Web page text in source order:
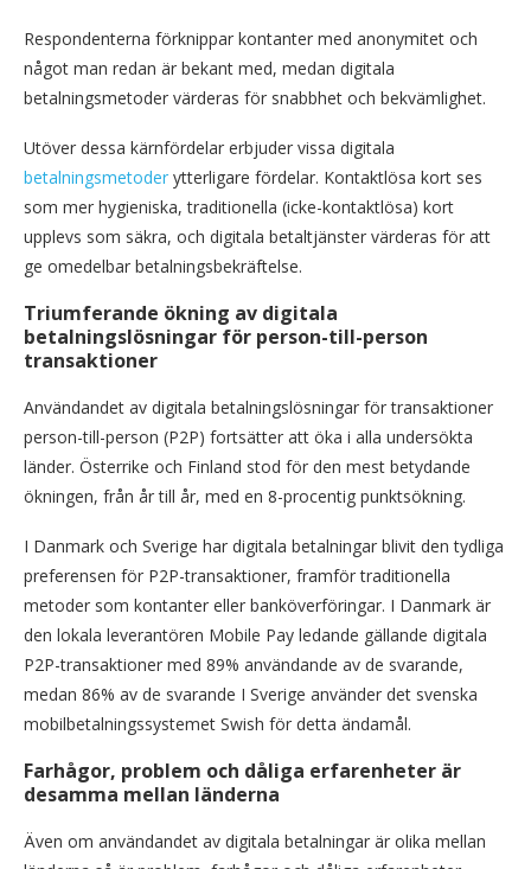
Respondenterna förknippar kontanter med anonymitet och
något man redan är bekant med, medan digitala
betalningsmetoder värderas för snabbhet och bekvämlighet.
Utöver dessa kärnfördelar erbjuder vissa digitala
betalningsmetoder ytterligare fördelar. Kontaktlösa kort ses
som mer hygieniska, traditionella (icke-kontaktlösa) kort
upplevs som säkra, och digitala betaltjänster värderas för att
ge omedelbar betalningsbekräftelse.
Triumferande ökning av digitala
betalningslösningar för person-till-person
transaktioner
Användandet av digitala betalningslösningar för transaktioner
person-till-person (P2P) fortsätter att öka i alla undersökta
länder. Österrike och Finland stod för den mest betydande
ökningen, från år till år, med en 8-procentig punktsökning.
I Danmark och Sverige har digitala betalningar blivit den tydliga
preferensen för P2P-transaktioner, framför traditionella
metoder som kontanter eller banköverföringar. I Danmark är
den lokala leverantören Mobile Pay ledande gällande digitala
P2P-transaktioner med 89% användande av de svarande,
medan 86% av de svarande I Sverige använder det svenska
mobilbetalningssystemet Swish för detta ändamål.
Farhågor, problem och dåliga erfarenheter är
desamma mellan länderna
Även om användandet av digitala betalningar är olika mellan